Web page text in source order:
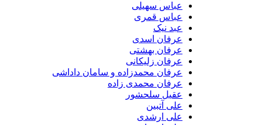
عباس سهیلی
عباس قمری
عبد نیک
عرفان اسدی
عرفان بهشتی
عرفان زلیکانی
عرفان محمدزاده و سامان داداشی
عرفان محمدی زاده
عقیل سلحشور
علی آتبین
علی ارشدی